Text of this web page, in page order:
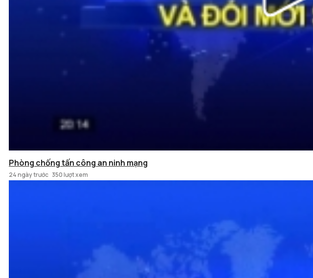
Phòng chống tấn công an ninh mạng
24 ngày trước 350 lượt xem